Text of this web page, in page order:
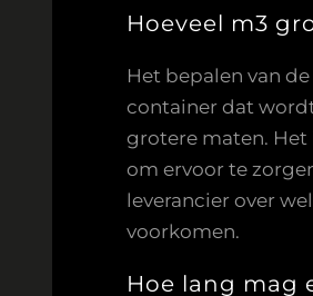
Hoeveel m3
Het bepalen van
container dat wordt
grotere maten. Het
om ervoor te
leverancier over
voorkomen.
Hoe lang mag